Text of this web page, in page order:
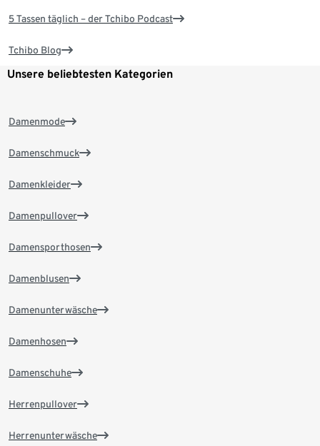
5 Tassen täglich – der Tchibo Podcast
Tchibo Blog
Unsere beliebtesten Kategorien
Damenmode
Damenschmuck
Damenkleider
Damenpullover
Damensporthosen
Damenblusen
Damenunterwäsche
Damenhosen
Damenschuhe
Herrenpullover
Herrenunterwäsche